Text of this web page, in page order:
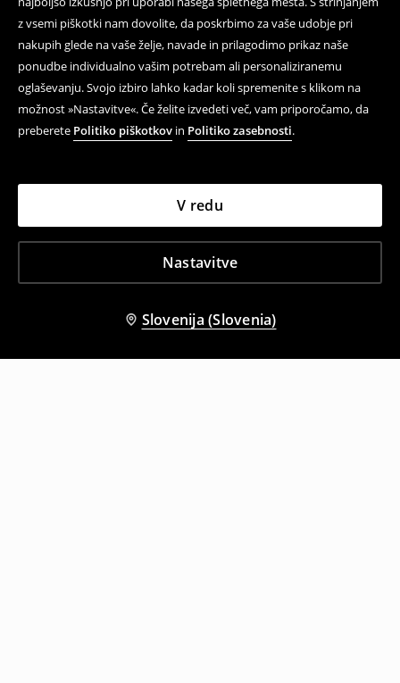
z vsemi piškotki nam dovolite, da poskrbimo za vaše udobje pri
nakupih glede na vaše želje, navade in prilagodimo prikaz naše
ponudbe individualno vašim potrebam ali personaliziranemu
oglaševanju. Svojo izbiro lahko kadar koli spremenite s klikom na
možnost »Nastavitve«. Če želite izvedeti več, vam priporočamo, da
preberete Politiko piškotkov in Politiko zasebnosti.
Nastavitve
V redu
Slovenija (Slovenia)